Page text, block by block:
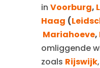
in Voorburg,
Haag (
Mariahoeve,
omliggende
zoals Rijswijk,